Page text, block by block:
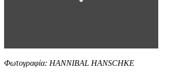
Φωτογραφία: HANNIBAL HANSCHKE